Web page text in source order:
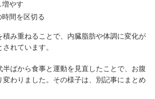
増やす
間を区切る
積み重ねることで、内臓脂肪や体調に変化が
れています。
ばから食事と運動を見直したことで、お腹
変わりました。その様子は、別記事にまとめ